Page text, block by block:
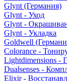
Glynt (Германия)
Glynt - Уход
Glynt -
Glynt - Укладка
Goldwell
Colorance -
Lightdimensions -
Dualsenses -
Elixir -